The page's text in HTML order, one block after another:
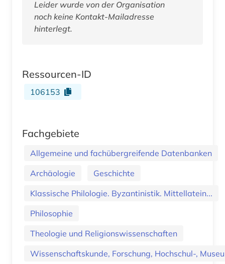
Leider wurde von der Organisation
noch keine Kontakt-Mailadresse
hinterlegt.
Ressourcen-ID
106153
Fachgebiete
Allgemeine und fachübergreifende Datenbanken
Archäologie
Geschichte
Klassische Philologie. Byzantinistik. Mittellatein...
Philosophie
Theologie und Religionswissenschaften
Wissenschaftskunde, Forschung, Hochschul-,